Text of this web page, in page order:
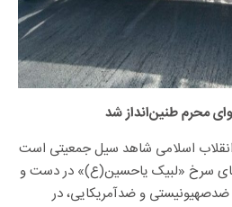
محرم طنین‌انداز شد
اسلامی شاهد سیل جمعیتی است
سرخ «لبیک یاحسین(ع)» در دست و
و ضدآمریکایی، در